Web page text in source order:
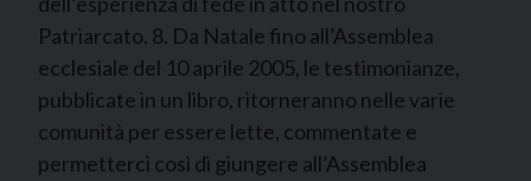
Patriarcato. 8. Da Natale fino all’Assemblea
ecclesiale del 10 aprile 2005, le testimonianze,
pubblicate in un libro, ritorneranno nelle varie
comunità per essere lette, commentate e
permetterci così di giungere all’Assemblea